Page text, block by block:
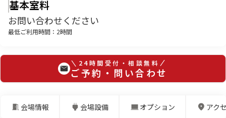
基本室料
お問い合わせください
最低ご利用時間： 2時間
24時間受付・相談無料
ご予約・問い合わせ
会場情報 会場設備 オプション アク